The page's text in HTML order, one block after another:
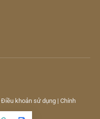
Điều khoản sử dụng | Chính